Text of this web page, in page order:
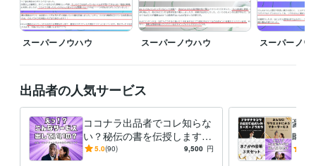
✅事前メッセージでの日程調整必須
どのサービスも、活動時間外だとしても最大限の対応をさせていただき
ます！
経験職種
マーケティング / コンテンツマーケティング・SEO
マーケティング / 商品企画・開発 経験年数 : 4年
コンサルタント / 経営コンサルタント 経験年数 : 19年
ライフスタイル・その他 / イベント司会 経験年数 : 4年
受賞歴
スーパーノウハウ スーパーノウハウ スーパーノウ
出品者の人気サービス
ココナラ出品者でコレ知らな
い？秘伝の書を伝授します
【売上10件ごとに値上げ】㊙️
5.0(90) 9,500 円
豪華
略セ
【売